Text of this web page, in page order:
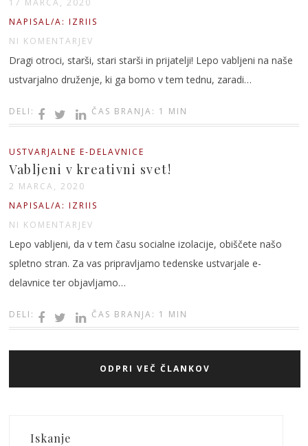
NAPISAL/A: IZRIIS
NI KOMENTARJEV
Dragi otroci, starši, stari starši in prijatelji! Lepo vabljeni na naše
ustvarjalno druženje, ki ga bomo v tem tednu, zaradi…
DELI: ČAS BRANJA: 1 MIN
USTVARJALNE E-DELAVNICE
Vabljeni v kreativni svet!
2 MARCA, 2020
NAPISAL/A: IZRIIS
NI KOMENTARJEV
Lepo vabljeni, da v tem času socialne izolacije, obiščete našo
spletno stran. Za vas pripravljamo tedenske ustvarjale e-
delavnice ter objavljamo…
DELI: ČAS BRANJA: 1 MIN
ODPRI VEČ ČLANKOV
Iskanje